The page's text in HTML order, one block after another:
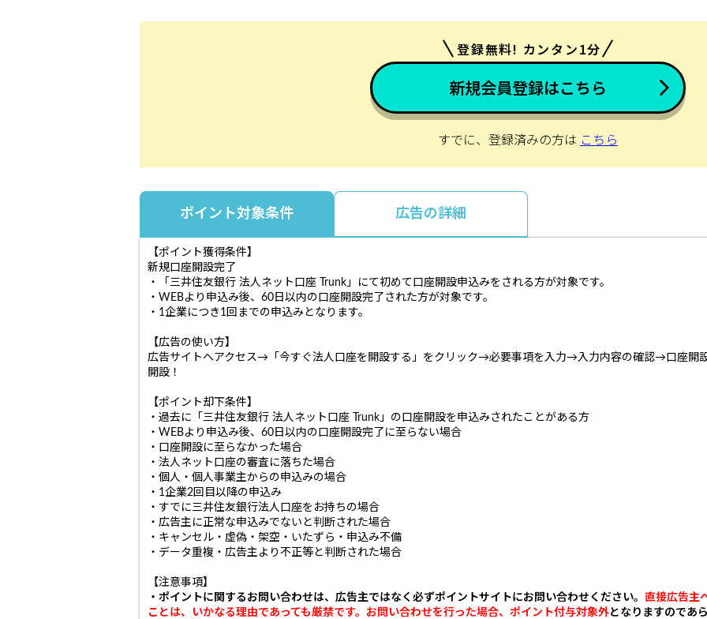
登録無料! カンタン1分
新規会員登録はこちら
すでに、登録済みの方は こちら
ポイント対象条件 広告の詳細
【ポイント獲得条件】
新規口座開設完了
・「三井住友銀行 法人ネット口座 Trunk」にて初めて口座開設申込みをされる方が対象です。
・WEBより申込み後、60日以内の口座開設完了された方が対象です。
・1企業につき1回までの申込みとなります。
【広告の使い方】
広告サイトへアクセス→「今すぐ法人口座を開設する」をクリック→必要事項を入力→入力内容の確認→口座
開設！
【ポイント却下条件】
・過去に「三井住友銀行 法人ネット口座 Trunk」の口座開設を申込みされたことがある方
・WEBより申込み後、60日以内の口座開設完了に至らない場合
・口座開設に至らなかった場合
・法人ネット口座の審査に落ちた場合
・個人・個人事業主からの申込みの場合
・1企業2回目以降の申込み
・すでに三井住友銀行法人口座をお持ちの場合
・広告主に正常な申込みでないと判断された場合
・キャンセル・虚偽・架空・いたずら・申込み不備
・データ重複・広告主より不正等と判断された場合
【注意事項】
・ポイントに関するお問い合わせは、広告主ではなく必ずポイントサイトにお問い合わせください。 直接広告主
ことは、いかなる理由であっても厳禁です。お問い合わせを行った場合、ポイント付与対象外となりますのであ